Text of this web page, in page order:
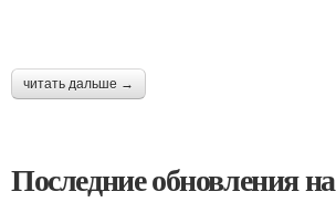
читать дальше →
Последние обновления